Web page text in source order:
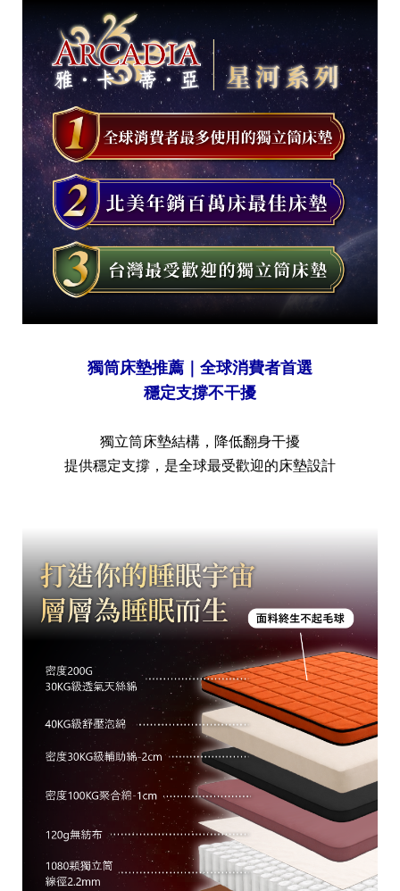
獨筒床墊推薦｜全球消費者首選
穩定支撐不干擾
獨立筒床墊結構，降低翻身干擾
提供穩定支撐，是全球最受歡迎的床墊設計